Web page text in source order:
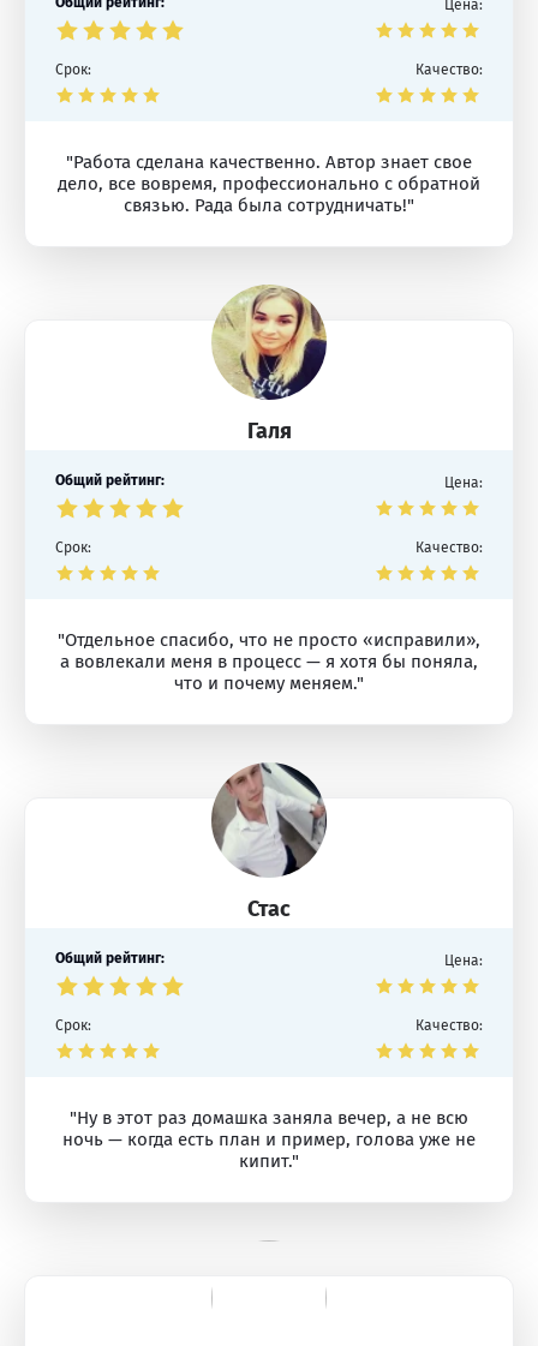
Цена:
Срок: Качество:
"Работа сделана качественно. Автор знает свое
дело, все вовремя, профессионально с обратной
связью. Рада была сотрудничать!"
Галя
Общий рейтинг: Цена:
Срок: Качество:
"Отдельное спасибо, что не просто «исправили»,
а вовлекали меня в процесс — я хотя бы поняла,
что и почему меняем."
Стас
Общий рейтинг: Цена:
Срок: Качество:
"Ну в этот раз домашка заняла вечер, а не всю
ночь — когда есть план и пример, голова уже не
кипит."